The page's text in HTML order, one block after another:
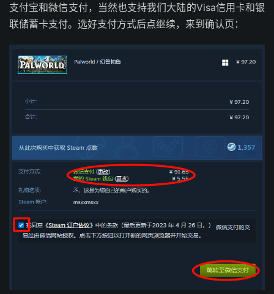
支付宝和微信支付，当然也支持我们大陆的Visa信用卡和银
联储蓄卡支付。选好支付方式后点继续，来到确认页：